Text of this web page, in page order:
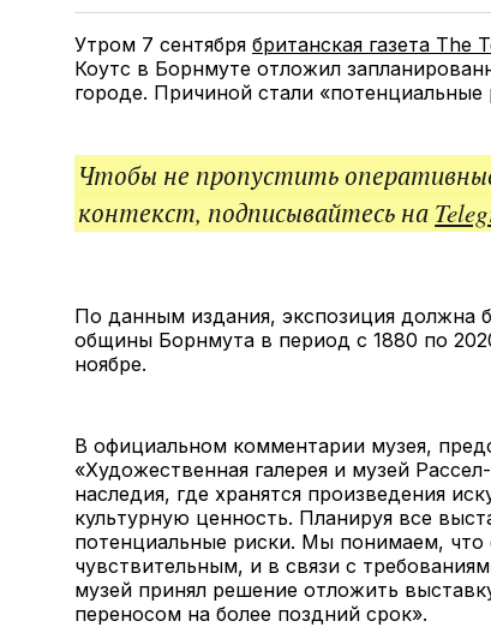
Утром 7 сентября британская газета The
Коутс в Борнмуте отложил
городе. Причиной стали «потенциальные
Чтобы не пропустить
контекст, подписывайтесь на
По данным издания, экспозиция должна
общины Борнмута в период с 1880 по
ноябре.
В официальном комментарии музея,
«Художественная галерея и музей
наследия, где хранятся произведения
культурную ценность. Планируя все
потенциальные риски. Мы понимаем, что
чувствительным, и в связи с
музей принял решение отложить
переносом на более поздний срок».